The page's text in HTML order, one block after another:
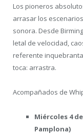
Los pioneros
arrasar los
sonora. Desde
letal de velocidad,
referente
toca: arrastra.
Acompañados de
Miércoles 4
Pamplona)